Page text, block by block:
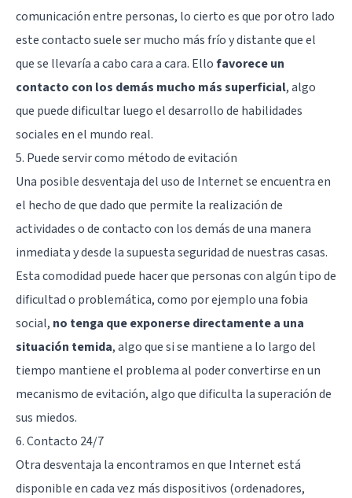
comunicación entre personas, lo cierto es que por otro lado
este contacto suele ser mucho más frío y distante que el
que se llevaría a cabo cara a cara. Ellofavorece un
contacto con los demás mucho más superficial, algo
que puede dificultar luego el desarrollo de habilidades
sociales en el mundo real.
5. Puede servir como método de evitación
Una posible desventaja del uso de Internet se encuentra en
el hecho de que dado que permite la realización de
actividades o de contacto con los demás de una manera
inmediata y desde la supuesta seguridad de nuestras casas.
Esta comodidad puede hacer que personas con algún tipo de
dificultad o problemática, como por ejemplo unafobia
social, no tenga que exponerse directamente a una
situación temida, algo que si se mantiene a lo largo del
tiempo mantiene el problema al poder convertirse en un
mecanismo de evitación, algo que dificulta la superación de
sus miedos.
6. Contacto 24/7
Otra desventaja la encontramos en que Internet está
disponible en cada vez más dispositivos (ordenadores,